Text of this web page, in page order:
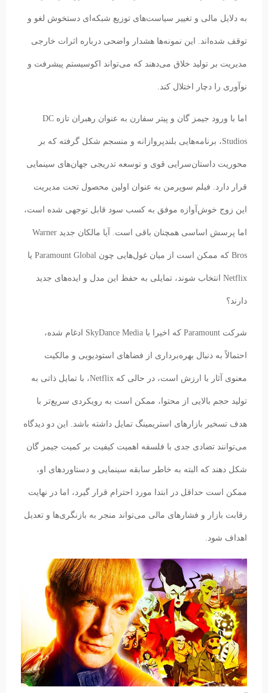
به دلایل مالی و تغییر سیاست‌های توزیع شبکه‌ای دستخوش لغو و
توقف شده‌اند. این نمونه‌ها هشدار واضحی درباره اثرات خارجی
مدیریت بر تولید خلاق می‌دهند که می‌تواند اکوسیستم پیشرفت و
نوآوری را دچار اختلال کند.
اما با ورود جیمز گان و پیتر سفارن به عنوان رهبران تازه DC
Studios، برنامه‌هایی بلندپروازانه و منسجم شکل گرفته که بر
محوریت داستان‌سرایی قوی و توسعه تدریجی جهان‌های سینمایی
قرار دارد. فیلم سوپرمن به عنوان اولین محصول تحت مدیریت
این زوج خوش‌آوازه موفق به کسب سود قابل توجهی شده است،
اما پرسش اساسی همچنان باقی است. آیا مالکان جدید Warner
Bros که ممکن است از میان غول‌هایی چون Paramount Global یا
Netflix انتخاب شوند، تمایلی به حفظ این مدل و ایده‌های جدید
دارند؟
شرکت Paramount که اخیرا با SkyDance Media ادغام شده،
احتمالاً به دنبال بهره‌برداری از فضاهای استودیویی و مالکیت
معنوی آثار با ارزش است، در حالی که Netflix، با تمایل ذاتی به
تولید حجم بالایی از محتوا، ممکن است به رویکردی سریع‌تر با
هدف تسخیر بازارهای استریمینگ تمایل داشته باشد. این دو دیدگاه
می‌توانند تضادی جدی با فلسفه اهمیت کیفیت بر کمیت جیمز گان
شکل دهند که البته به خاطر سابقه سینمایی و دستاوردهای او،
ممکن است حداقل در ابتدا مورد احترام قرار گیرد، اما در نهایت
رقابت بازار و فشارهای مالی می‌تواند منجر به بازنگری‌ها و تعدیل
اهداف شود.